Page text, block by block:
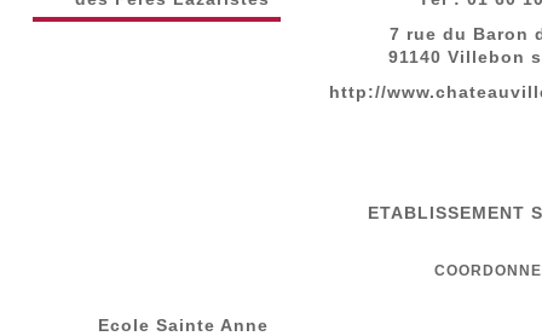
7 rue du Baron
91140 Villebon
http://
ETABLISSEMENT
Ecole Sainte Anne